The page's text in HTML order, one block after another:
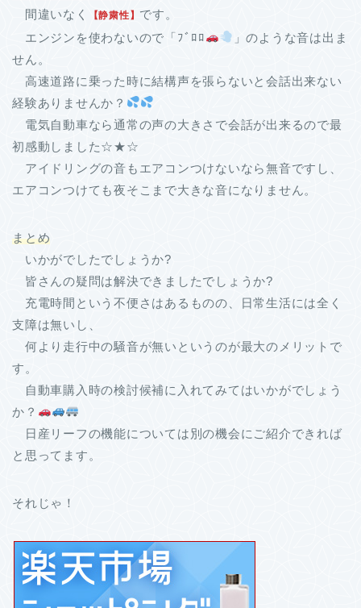
間違いなく
【静粛性】 です。
エンジンを使わないので「ﾌﾞﾛﾛ
」のような音は出ま
せん。
高速道路に乗った時に結構声を張らないと会話出来ない
経験ありませんか？
電気自動車なら通常の声の大きさで会話が出来るので最
初感動しました☆★☆
アイドリングの音もエアコンつけないなら無音ですし、
エアコンつけても夜そこまで大きな音になりません。
まとめ
いかがでしたでしょうか?
皆さんの疑問は解決できましたでしょうか?
充電時間という不便さはあるものの、日常生活には全く
支障は無いし、
何より走行中の騒音が無いというのが最大のメリットで
す。
自動車購入時の検討候補に入れてみてはいかがでしょう
か？
日産リーフの機能については別の機会にご紹介できれば
と思ってます。
それじゃ！